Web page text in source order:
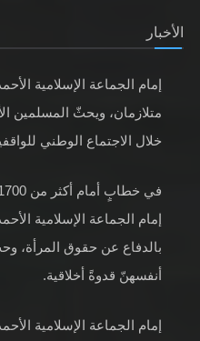
الأخبار
إمام الجماعة الإسلامية
متلازمان، ويحثّ المسلمين
خلال الاجتماع الوطني للواقفين
إمام الجماعة الإسلامية
بالدفاع عن حقوق المرأة،
أنفسهنّ قدوةً أخلاقية.
إمام الجماعة الإسلامية